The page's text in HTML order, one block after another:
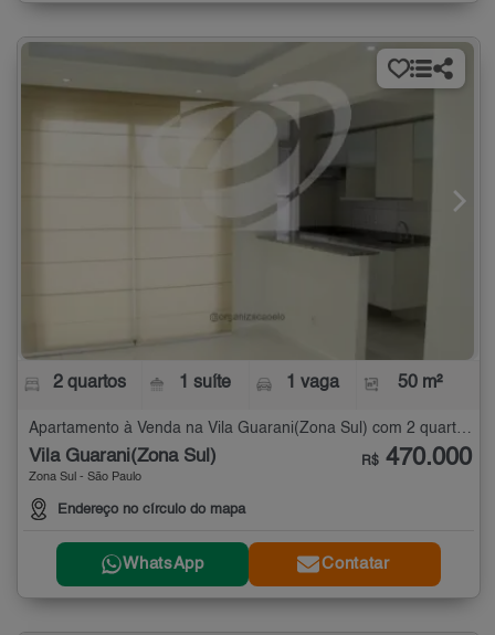
2 quartos 1 suíte 1 vaga 50 m²
Vila Guarani(Zona Sul)
Zona Sul - São Paulo
Endereço no círculo do mapa
R$ 470.000
WhatsApp Contatar